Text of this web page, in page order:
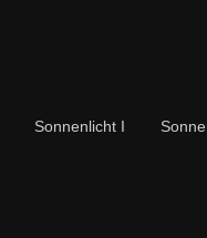
Sonnenlicht I